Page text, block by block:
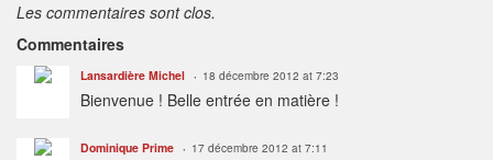
Les commentaires sont clos.
Commentaires
Lansardière Michel 18 décembre 2012 at 7:23
Bienvenue ! Belle entrée en matière !
Dominique Prime 17 décembre 2012 at 7:11